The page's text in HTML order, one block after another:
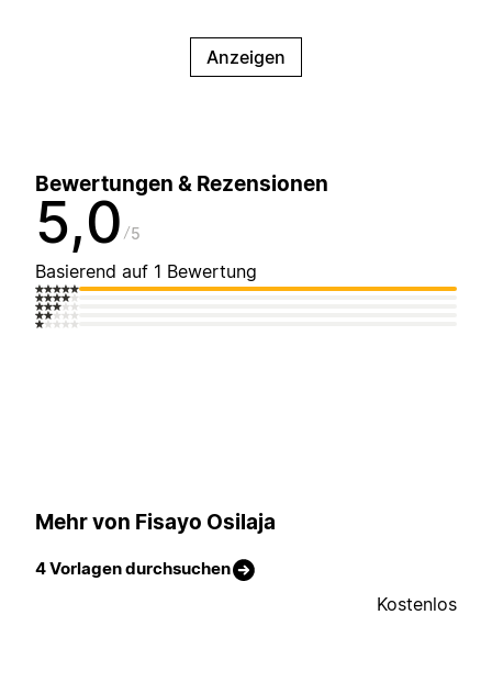
Anzeigen
Bewertungen & Rezensionen
5,0 5
Basierend auf 1 Bewertung
Mehr von Fisayo Osilaja
4 Vorlagen durchsuchen
Kostenlos